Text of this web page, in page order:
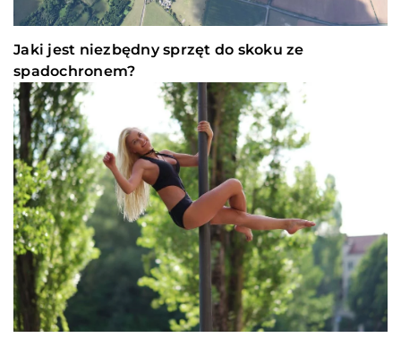
Jaki jest niezbędny sprzęt do skoku ze
spadochronem?